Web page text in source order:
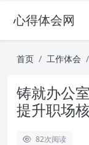
心得体会网
首页 工作体会
铸就办公
提升职场
82次阅读